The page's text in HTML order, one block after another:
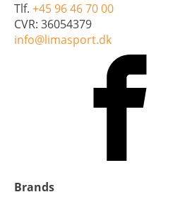
Tlf. +45 96 46 70 00
CVR: 36054379
info@limasport.dk
Brands